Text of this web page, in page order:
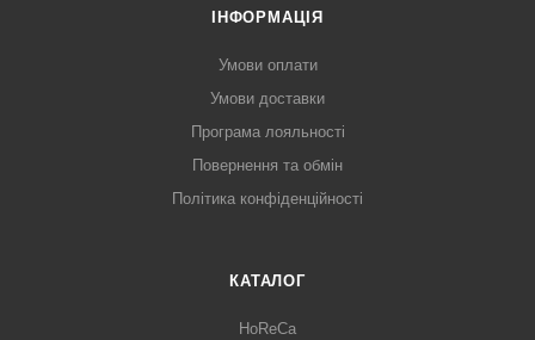
ІНФОРМАЦІЯ
Умови оплати
Умови доставки
Програма лояльності
Повернення та обмін
Політика конфіденційності
КАТАЛОГ
HoReCa